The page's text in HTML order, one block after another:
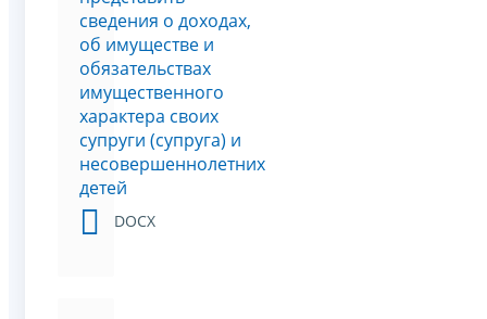
сведения о доходах,
об имуществе и
обязательствах
имущественного
характера своих
супруги (супруга) и
несовершеннолетних
детей
DOCX